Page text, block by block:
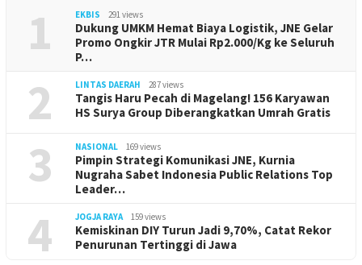
1 EKBIS 291 views
Dukung UMKM Hemat Biaya Logistik, JNE Gelar
Promo Ongkir JTR Mulai Rp2.000/Kg ke Seluruh
P…
2 LINTAS DAERAH 287 views
Tangis Haru Pecah di Magelang! 156 Karyawan
HS Surya Group Diberangkatkan Umrah Gratis
3 NASIONAL 169 views
Pimpin Strategi Komunikasi JNE, Kurnia
Nugraha Sabet Indonesia Public Relations Top
Leader…
4 JOGJA RAYA 159 views
Kemiskinan DIY Turun Jadi 9,70%, Catat Rekor
Penurunan Tertinggi di Jawa